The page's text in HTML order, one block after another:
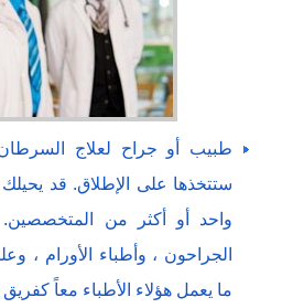
طبيب أو جراح لعلاج
ستتخذها على الإطلاق. قد يحيلك
واحد أو أكثر من المتخصصين.
الجراحون ، وأطباء الأورام ،
ما يعمل هؤلاء الأطباء معاً